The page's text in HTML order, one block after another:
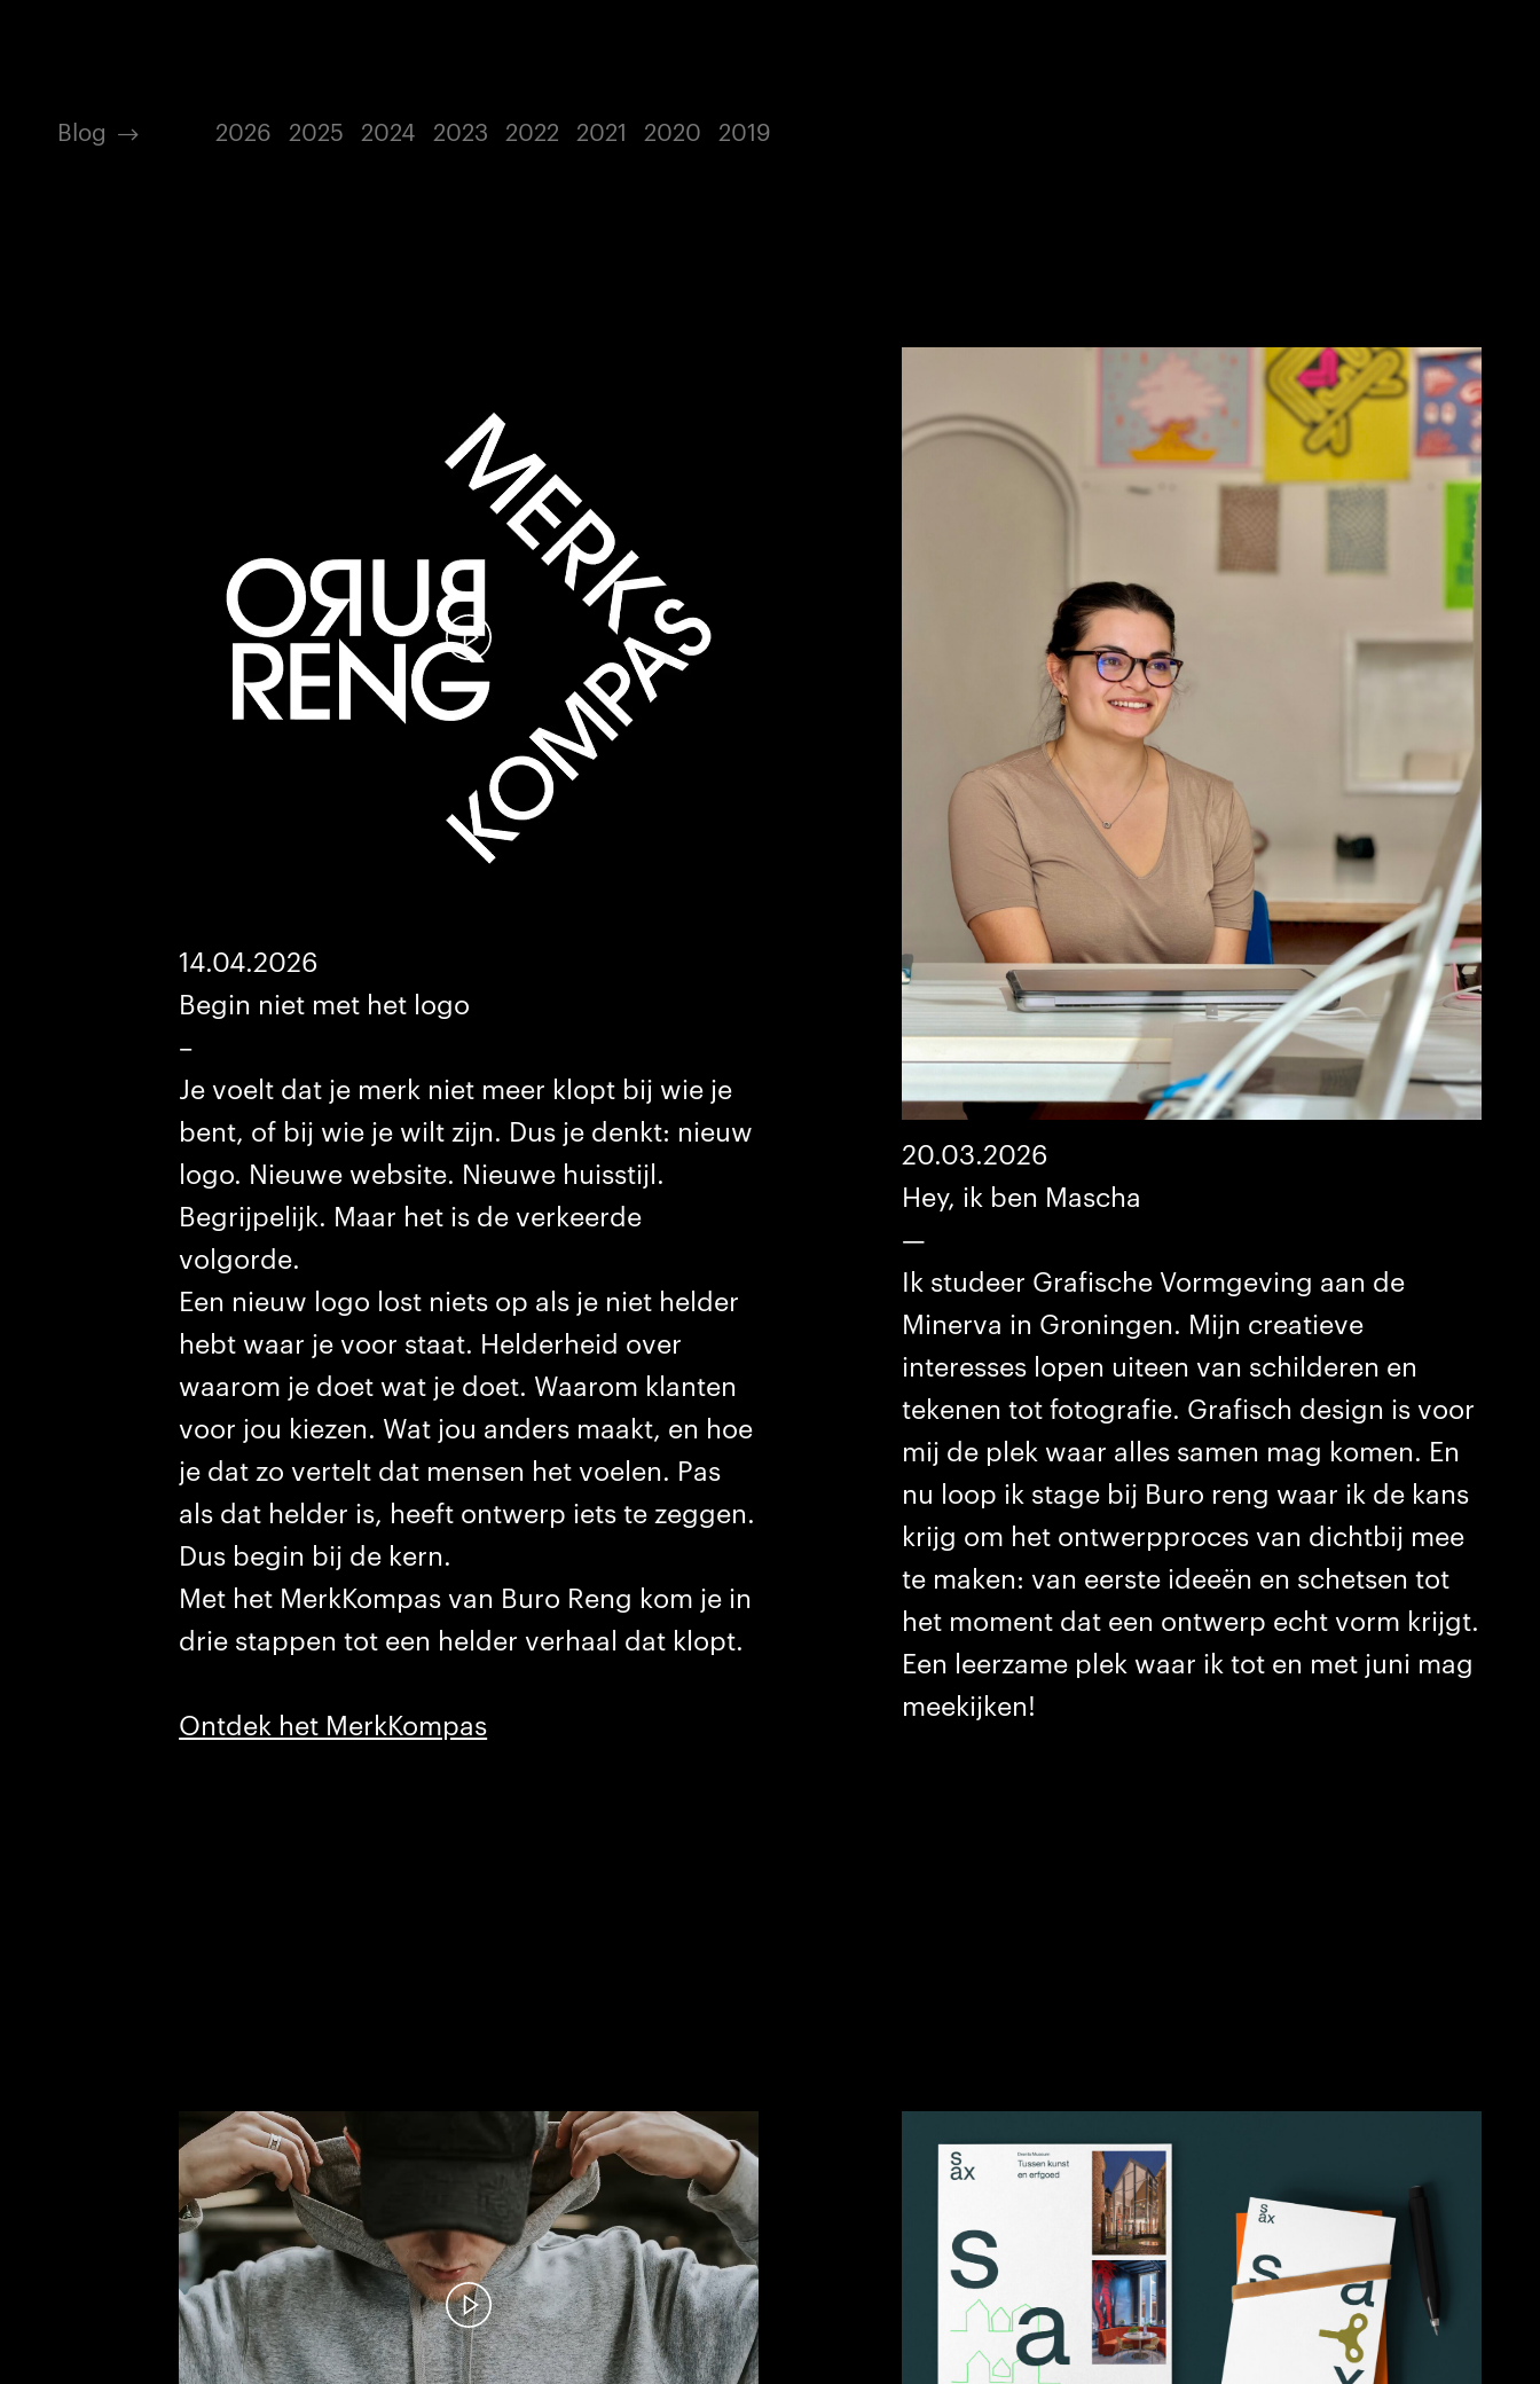
Blog 2026 2025 2024 2023 2022 2021 2020 2019
14.04.2026
Begin niet met het logo
–
Je voelt dat je merk niet meer klopt bij wie je
bent, of bij wie je wilt zijn. Dus je denkt: nieuw
logo. Nieuwe website. Nieuwe huisstijl.
Begrijpelijk. Maar het is de verkeerde
volgorde.
Een nieuw logo lost niets op als je niet helder
hebt waar je voor staat. Helderheid over
waarom je doet wat je doet. Waarom klanten
voor jou kiezen. Wat jou anders maakt, en hoe
je dat zo vertelt dat mensen het voelen. Pas
als dat helder is, heeft ontwerp iets te zeggen.
Dus begin bij de kern.
Met het MerkKompas van Buro Reng kom je in
drie stappen tot een helder verhaal dat klopt.
Ontdek het MerkKompas
20.03.2026
Hey, ik ben Mascha
—
Ik studeer Grafische Vormgeving aan de
Minerva in Groningen. Mijn creatieve
interesses lopen uiteen van schilderen en
tekenen tot fotografie. Grafisch design is voor
mij de plek waar alles samen mag komen. En
nu loop ik stage bij Buro reng waar ik de kans
krijg om het ontwerpproces van dichtbij mee
te maken: van eerste ideeën en schetsen tot
het moment dat een ontwerp echt vorm krijgt.
Een leerzame plek waar ik tot en met juni mag
meekijken!